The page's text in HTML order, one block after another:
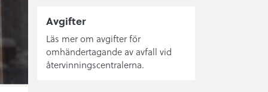
Avgifter
Läs mer om avgifter för
omhändertagande av avfall vid
återvinningscentralerna.